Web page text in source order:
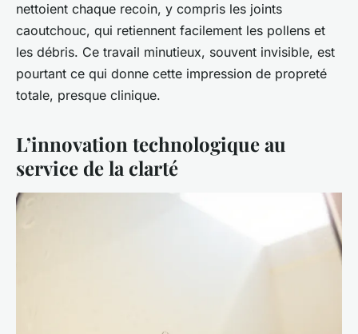
nettoient chaque recoin, y compris les joints
caoutchouc, qui retiennent facilement les pollens et
les débris. Ce travail minutieux, souvent invisible, est
pourtant ce qui donne cette impression de propreté
totale, presque clinique.
L’innovation technologique au
service de la clarté